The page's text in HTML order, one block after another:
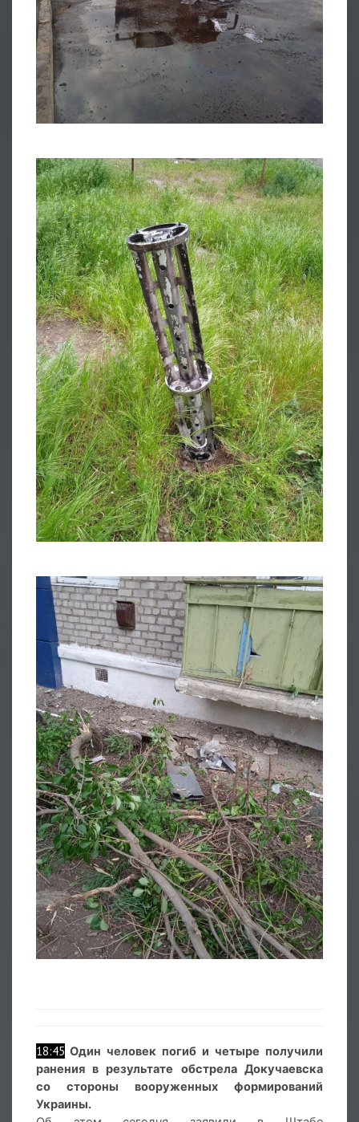
18:45 Один человек погиб и четыре получили
ранения в результате обстрела Докучаевска
со стороны вооруженных формирований
Украины.